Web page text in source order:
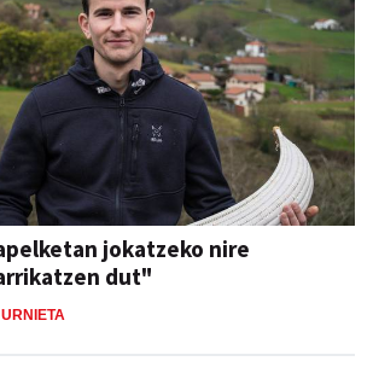
jokatzeko nire
dut"
URNIETA